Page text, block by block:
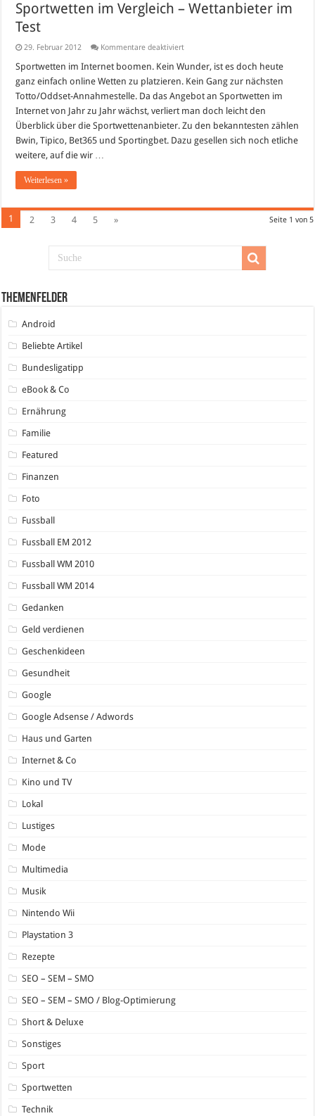
Sportwetten im Vergleich – Wettanbieter im
Test
29. Februar 2012 Kommentare deaktiviertfür
im
Vergleich
–
Wettanbieter
im
Test
Sportwetten im Internet boomen. Kein Wunder, ist es doch heute
ganz einfach online Wetten zu platzieren. Kein Gang zur nächsten
Totto/Oddset-Annahmestelle. Da das Angebot an Sportwetten im
Internet von Jahr zu Jahr wächst, verliert man doch leicht den
Überblick über die Sportwettenanbieter. Zu den bekanntesten zählen
Bwin, Tipico, Bet365 und Sportingbet. Dazu gesellen sich noch etliche
weitere, auf die wir …
Weiterlesen »
Seite 1 von 5
1 2 3 4 5 »
Themenfelder
Android
Beliebte Artikel
Bundesligatipp
eBook & Co
Ernährung
Familie
Featured
Finanzen
Foto
Fussball
Fussball EM 2012
Fussball WM 2010
Fussball WM 2014
Gedanken
Geld verdienen
Geschenkideen
Gesundheit
Google
Google Adsense / Adwords
Haus und Garten
Internet & Co
Kino und TV
Lokal
Lustiges
Mode
Multimedia
Musik
Nintendo Wii
Playstation 3
Rezepte
SEO – SEM – SMO
SEO – SEM – SMO / Blog-Optimierung
Short & Deluxe
Sonstiges
Sport
Sportwetten
Technik